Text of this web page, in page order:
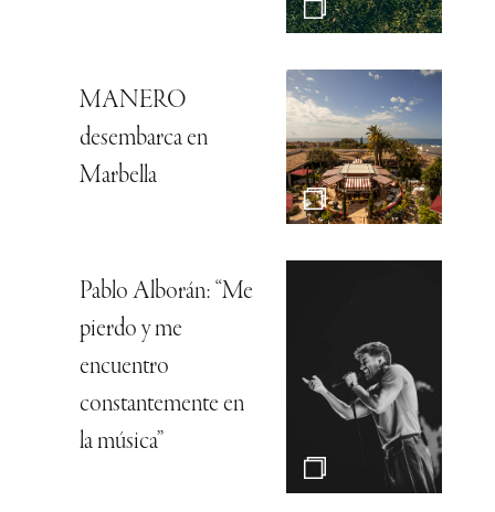
MANERO
desembarca en
Marbella
Pablo Alborán: “Me
pierdo y me
encuentro
constantemente en
la música”